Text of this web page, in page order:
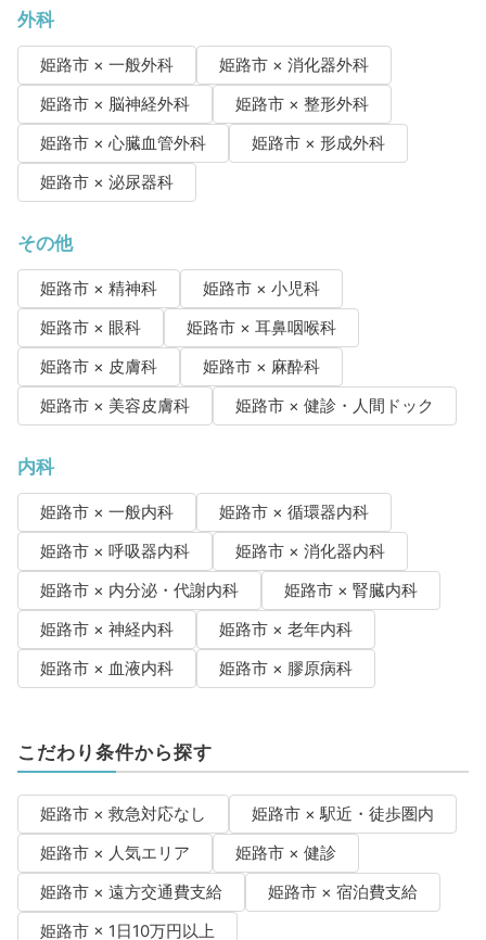
外科
姫路市 × 一般外科
姫路市 × 消化器外科
姫路市 × 脳神経外科
姫路市 × 整形外科
姫路市 × 心臓血管外科
姫路市 × 形成外科
姫路市 × 泌尿器科
その他
姫路市 × 精神科
姫路市 × 小児科
姫路市 × 眼科
姫路市 × 耳鼻咽喉科
姫路市 × 皮膚科
姫路市 × 麻酔科
姫路市 × 美容皮膚科
姫路市 × 健診・人間ドック
内科
姫路市 × 一般内科
姫路市 × 循環器内科
姫路市 × 呼吸器内科
姫路市 × 消化器内科
姫路市 × 内分泌・代謝内科
姫路市 × 腎臓内科
姫路市 × 神経内科
姫路市 × 老年内科
姫路市 × 血液内科
姫路市 × 膠原病科
こだわり条件から探す
姫路市 × 救急対応なし
姫路市 × 駅近・徒歩圏内
姫路市 × 人気エリア
姫路市 × 健診
姫路市 × 遠方交通費支給
姫路市 × 宿泊費支給
姫路市 × 1日10万円以上